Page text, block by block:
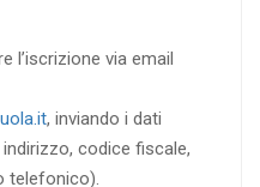
l’iscrizione via email
, inviando i dati
codice fiscale,
telefonico).